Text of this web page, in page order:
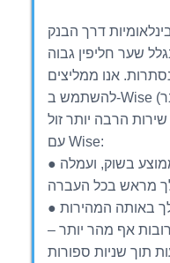
דרך הבנק
שער חליפין גבוה
אנו ממליצים
להשתמש ב-Wise (לשעבר TransferWise), שבדרך כלל
עם Wise:
● את/ה מקבל/ת שער חליפין ממוצע בשוק, ועמלה
● באפשרותך להעביר את הכסף שלך באותה המהירות
אף מהר יותר –